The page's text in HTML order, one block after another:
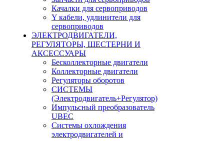
Качалки для сервоприводов
Y кабели, удлинители для
сервоприводов
ЭЛЕКТРОДВИГАТЕЛИ,
РЕГУЛЯТОРЫ, ШЕСТЕРНИ И
АКСЕССУАРЫ
Бесколлекторные двигатели
Коллекторные двигатели
Регуляторы оборотов
СИСТЕМЫ
(Электродвигатель+Регулятор)
Импульсный преобразователь
UBEC
Системы охлождения
электродвигателей и